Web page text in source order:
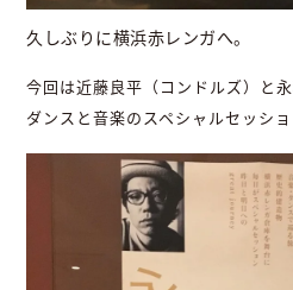
久しぶりに横浜赤レンガへ。
今回は近藤良平（コンドルズ）と
ダンスと音楽のスペシャルセッショ